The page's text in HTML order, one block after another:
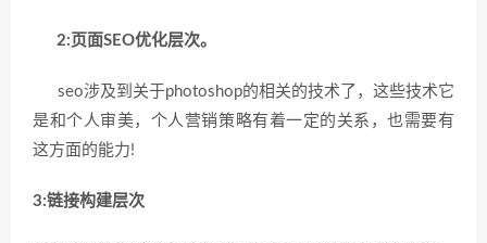
2: 页面SEO优化层次。
seo涉及到关于photoshop的相关的技术了，这些技术它
是和个人审美，个人营销策略有着一定的关系，也需要有
这方面的能力!
3:链接构建层次